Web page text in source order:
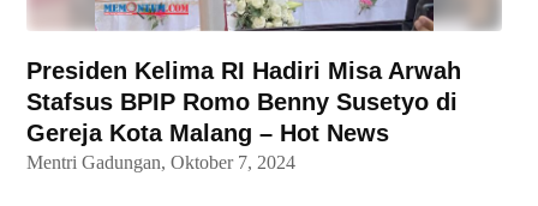
Presiden Kelima RI Hadiri Misa Arwah
Stafsus BPIP Romo Benny Susetyo di
Gereja Kota Malang – Hot News
Mentri Gadungan, Oktober 7, 2024